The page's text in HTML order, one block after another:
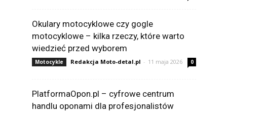
Okulary motocyklowe czy gogle
motocyklowe – kilka rzeczy, które warto
wiedzieć przed wyborem
Motocykle Redakcja Moto-detal.pl - 11 maja 2026 0
PlatformaOpon.pl – cyfrowe centrum
handlu oponami dla profesjonalistów